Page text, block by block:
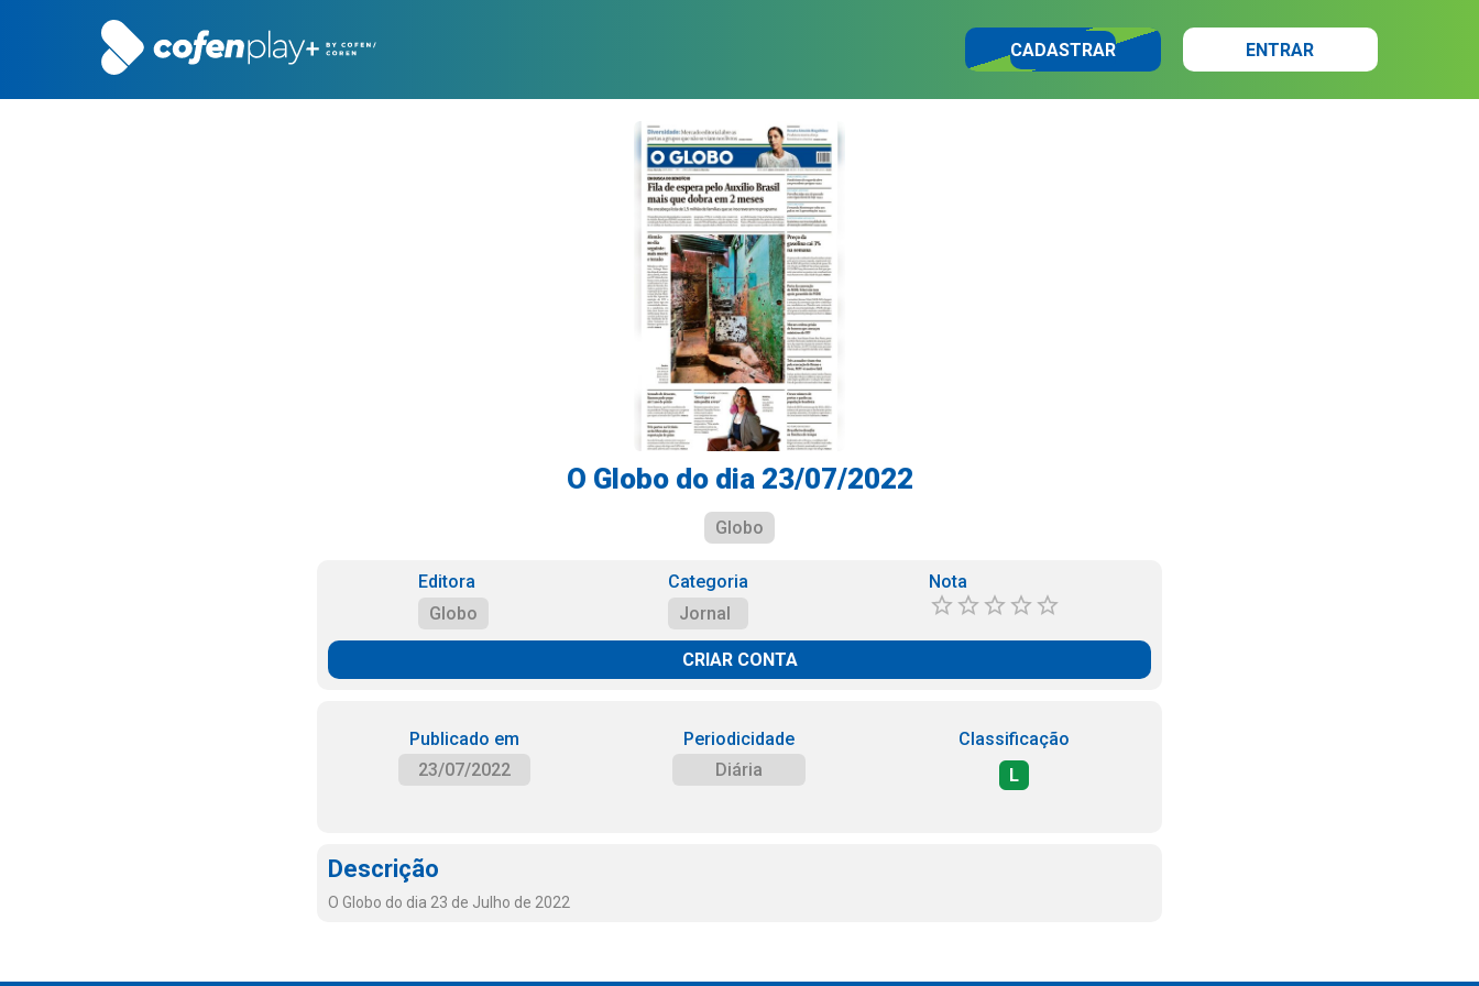
CADASTRAR ENTRAR
O Globo do dia 23/07/2022
Globo
Editora
Globo
Categoria
Jornal
Nota
CRIAR CONTA
Publicado em
23/07/2022
Periodicidade
Diária
Classificação
L
Descrição
O Globo do dia 23 de Julho de 2022